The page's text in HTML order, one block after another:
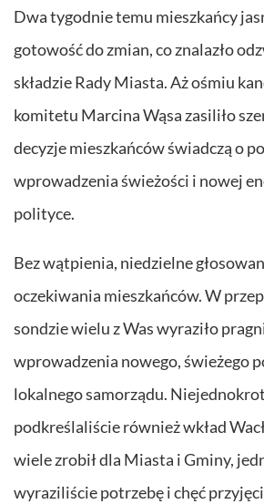
Dwa tygodnie temu mieszkańcy
gotowość do zmian, co znalazło
składzie Rady Miasta. Aż ośmiu
komitetu Marcina Wąsa zasiliło
decyzje mieszkańców świadczą o
wprowadzenia świeżości i nowej
polityce.
Bez wątpienia, niedzielne
oczekiwania mieszkańców. W
sondzie wielu z Was wyraziło
wprowadzenia nowego, świeżego
lokalnego samorządu.
podkreślaliście również wkład
wiele zrobił dla Miasta i Gminy,
wyraziliście potrzebę i chęć